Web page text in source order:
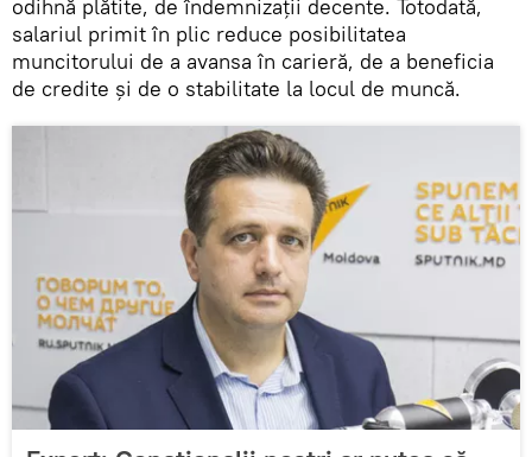
odihnă plătite, de îndemnizații decente. Totodată,
salariul primit în plic reduce posibilitatea
muncitorului de a avansa în carieră, de a beneficia
de credite și de o stabilitate la locul de muncă.